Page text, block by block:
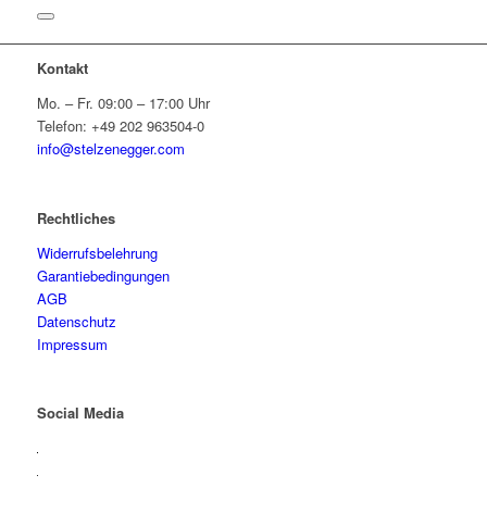
Kontakt
Mo. – Fr. 09:00 – 17:00 Uhr
Telefon: +49 202 963504-0
info@stelzenegger.com
Rechtliches
Widerrufsbelehrung
Garantiebedingungen
AGB
Datenschutz
Impressum
Social Media